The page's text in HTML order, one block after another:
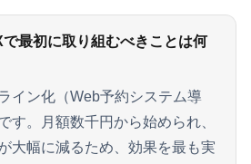
最初に取り組むべきことは何
イン化（Web予約システム導
す。月額数千円から始められ、
大幅に減るため、効果を最も実